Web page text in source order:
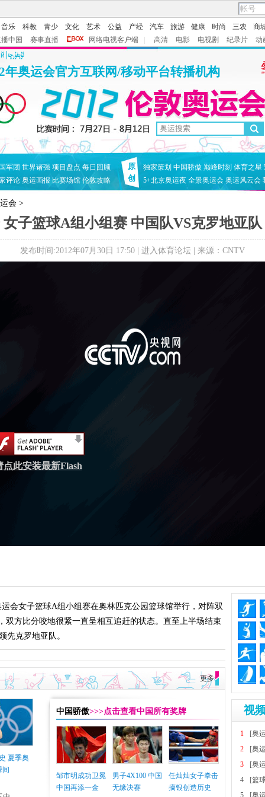
音乐 科教 青少 文化 艺术 公益 产经 汽车 旅游 健康 时尚 三农
商
中国
赛事直播 网络电视客户端 高清 电影 电视剧 纪录片
动
年奥运会官方互联网/移动平台转播机构
军团 世界诸强 项目盘点 每日回顾
评论 奥运画报 比赛场馆 伦敦攻略
原
创
独家策划 中国骄傲 巅峰时刻 体育之星
5+北京奥运夜 全景奥运会 奥运风云会
会 >
子篮球A组小组赛 中国队VS克罗地亚队
发布时间:2012年07月30日 17:50 | 进入体育论坛 | 来源：CNTV
点此安装最新Flash
会女子篮球A组小组赛在奥林匹克公园篮球馆举行，对阵双
双方比分咬地很紧一直呈相互追赶的状态。直至上半场结束
先克罗地亚队。
更多
夏季奥
间
中国骄傲>>>点击查看中国所有奖牌
邹市明成功卫冕
中国再添一金
男子4X100 中国
无缘决赛
任灿灿女子拳击
摘银创造历史
视
1
[奥
2
[奥
3
[奥
4
[篮
5
[奥